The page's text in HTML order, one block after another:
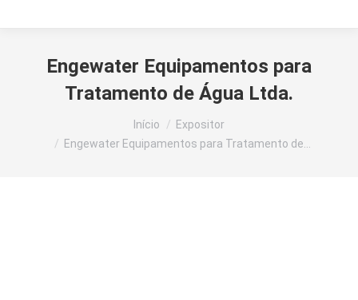
Engewater Equipamentos para
Tratamento de Água Ltda.
Início
Expositor
Engewater Equipamentos para Tratamento de…